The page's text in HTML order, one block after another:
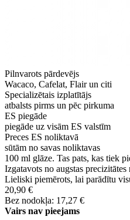
Pilnvarots pārdevējs
Wacaco, Cafelat, Flair un citi
Specializētais izplatītājs
atbalsts pirms un pēc pirkuma
ES piegāde
piegāde uz visām ES valstīm
Preces ES noliktavā
sūtām no savas noliktavas
100 ml glāze. Tas pats, kas tiek
Izgatavots no augstas
Lieliski piemērots, lai parādītu
20,90 €
Bez nodokļa: 17,27 €
Vairs nav pieejams